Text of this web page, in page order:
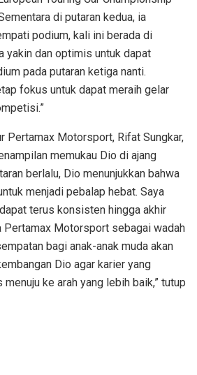
di putaran kedua, ia
podium, kali ini berada di
yakin dan optimis untuk dapat
pada putaran ketiga nanti.
fokus untuk dapat meraih gelar
Pertamax Motorsport, Rifat Sungkar,
memukau Dio di ajang
berlalu, Dio menunjukkan bahwa
menjadi pebalap hebat. Saya
terus konsisten hingga akhir
Pertamax Motorsport sebagai wadah
bagi anak-anak muda akan
Dio agar karier yang
ke arah yang lebih baik,” tutup